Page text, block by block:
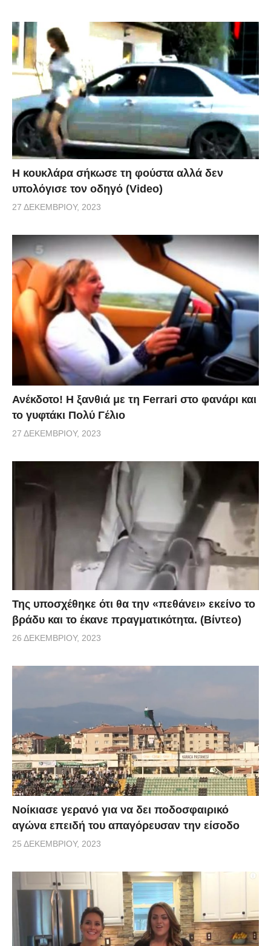
Η κουκλάρα σήκωσε τη φούστα αλλά δεν
υπολόγισε τον οδηγό (Video)
27 ΔΕΚΕΜΒΡΊΟΥ, 2023
Ανέκδοτο! Η ξανθιά με τη Ferrari στο φανάρι και
το γυφτάκι Πολύ Γέλιο
27 ΔΕΚΕΜΒΡΊΟΥ, 2023
Της υποσχέθηκε ότι θα την «πεθάνει» εκείνο το
βράδυ και το έκανε πραγματικότητα. (Βίντεο)
26 ΔΕΚΕΜΒΡΊΟΥ, 2023
Νοίκιασε γερανό για να δει ποδοσφαιρικό
αγώνα επειδή του απαγόρευσαν την είσοδο
25 ΔΕΚΕΜΒΡΊΟΥ, 2023